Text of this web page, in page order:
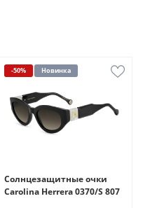
-50% Новинка
Солнцезащитные очки
Carolina Herrera 0370/S 807